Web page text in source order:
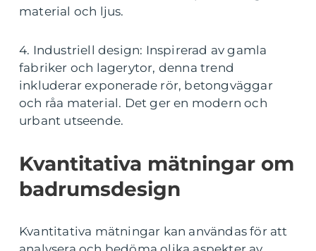
material och ljus.
4. Industriell design: Inspirerad av gamla
fabriker och lagerytor, denna trend
inkluderar exponerade rör, betongväggar
och råa material. Det ger en modern och
urbant utseende.
Kvantitativa mätningar om
badrumsdesign
Kvantitativa mätningar kan användas för att